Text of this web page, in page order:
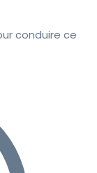
conduire ce